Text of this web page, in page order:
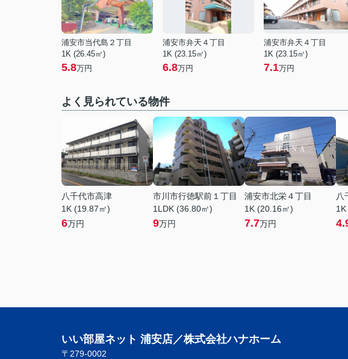
浦安市当代島２丁目
1K (26.45㎡)
5.8万円
浦安市弁天４丁目
1K (23.15㎡)
6.8万円
浦安市弁天４丁目
1K (23.15㎡)
7.1万円
よく見られている物件
八千代市高津
1K (19.87㎡)
6万円
市川市行徳駅前１丁目
1LDK (36.80㎡)
9万円
浦安市北栄４丁目
1K (20.16㎡)
7.7万円
八
いい部屋ネット 浦安店／株式会社ハナホーム
〒279-0002